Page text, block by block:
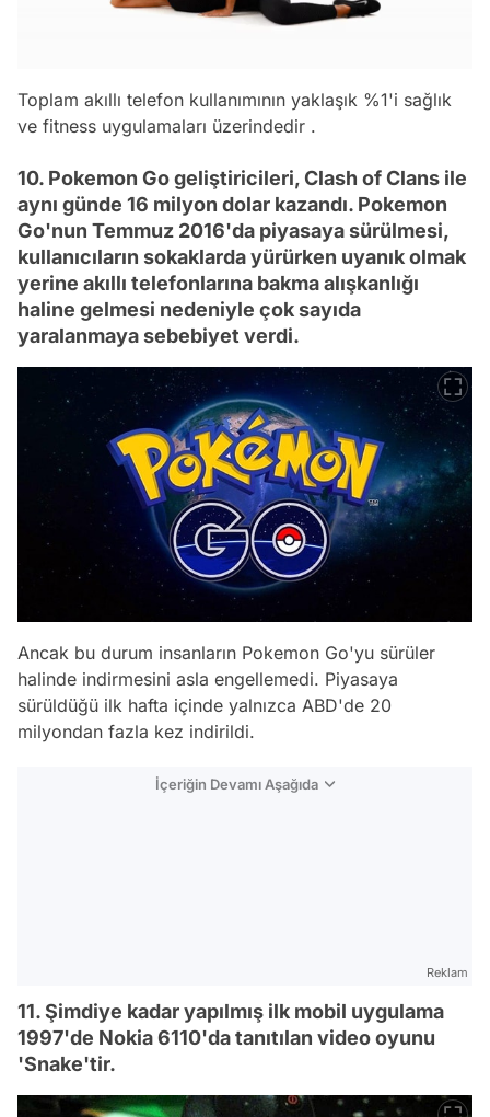
Toplam akıllı telefon kullanımının yaklaşık %1'i sağlık
ve fitness uygulamaları üzerindedir .
10. Pokemon Go geliştiricileri, Clash of Clans ile
aynı günde 16 milyon dolar kazandı. Pokemon
Go'nun Temmuz 2016'da piyasaya sürülmesi,
kullanıcıların sokaklarda yürürken uyanık olmak
yerine akıllı telefonlarına bakma alışkanlığı
haline gelmesi nedeniyle çok sayıda
yaralanmaya sebebiyet verdi.
Ancak bu durum insanların Pokemon Go'yu sürüler
halinde indirmesini asla engellemedi. Piyasaya
sürüldüğü ilk hafta içinde yalnızca ABD'de 20
milyondan fazla kez indirildi.
İçeriğin Devamı Aşağıda
Reklam
11. Şimdiye kadar yapılmış ilk mobil uygulama
1997'de Nokia 6110'da tanıtılan video oyunu
'Snake'tir.